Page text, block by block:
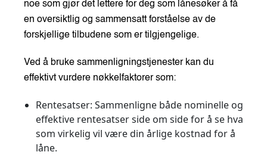
noe som gjør det lettere for deg som lånesøker å få
en oversiktlig og sammensatt forståelse av de
forskjellige tilbudene som er tilgjengelige.
Ved å bruke sammenligningstjenester kan du
effektivt vurdere nøkkelfaktorer som:
Rentesatser: Sammenligne både nominelle og
effektive rentesatser side om side for å se hva
som virkelig vil være din årlige kostnad for å
låne.